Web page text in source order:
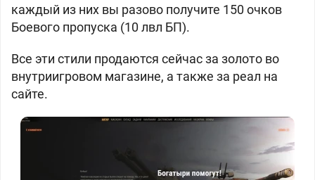
каждый из них вы разово получите 150 очков
Боевого пропуска (10 лвл БП).
Все эти стили продаются сейчас за золото во
внутриигровом магазине, а также за реал на
сайте.